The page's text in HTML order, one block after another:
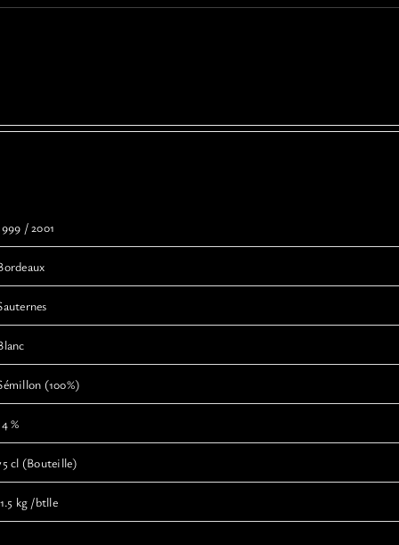
/ 2001
(100%)
%
cl (Bouteille)
1.5 kg /btlle